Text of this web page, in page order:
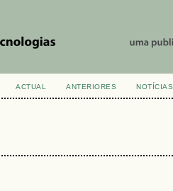
ACTUAL ANTERIORES NOTÍCIAS